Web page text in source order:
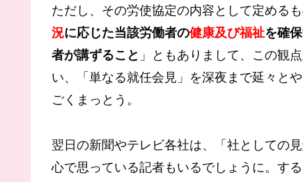
ただし、その労使協定の内容として定めるも
況に応じた当該労働者の健康及び福祉を確
者が講ずること 」ともありまして、この観
い、「単なる就任会見」を深夜まで延々と
ごくまっとう。
翌日の新聞やテレビ各社は、「社としての
心で思っている記者もいるでしょうに。す